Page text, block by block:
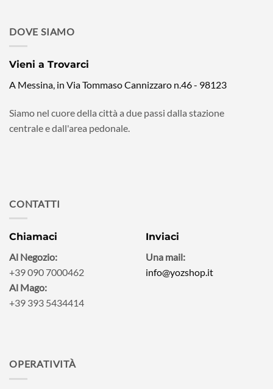
DOVE SIAMO
Vieni a Trovarci
A Messina, in Via Tommaso Cannizzaro n.46 - 98123
Siamo nel cuore della città a due passi dalla stazione
centrale e dall'area pedonale.
CONTATTI
Chiamaci
Al Negozio:
+39 090 7000462
Al Mago:
+39 393 5434414
Inviaci
Una mail:
info@yozshop.it
OPERATIVITÀ